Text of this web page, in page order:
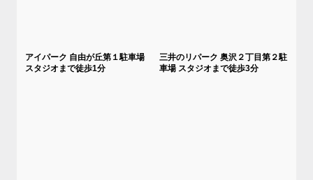
アイパーク 自由が丘第１駐車場
スタジオまで徒歩1分
三井のリパーク 奥沢２丁目第２駐
車場 スタジオまで徒歩3分